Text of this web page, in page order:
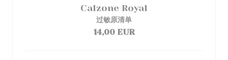
Calzone Royal
过敏原清单
14,00 EUR